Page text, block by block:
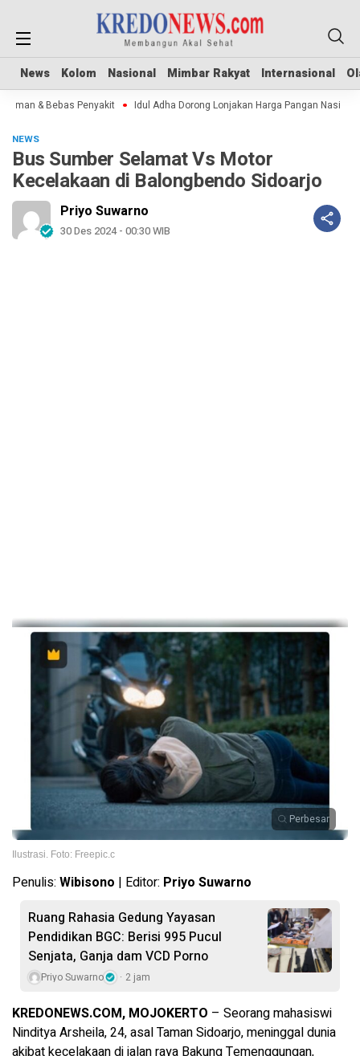
News Kolom Nasional Mimbar Rakyat Internasional
News Kolom Nasional Mimbar Rakyat Internasional
& Bebas Penyakit Idul Adha Dorong Lonjakan Harga Pangan Nasional
NEWS
Bus Sumber Selamat Vs Motor
Kecelakaan di Balongbendo Sidoarjo
Priyo Suwarno
30 Des 2024 - 00:30 WIB
Perbesar
Ilustrasi. Foto: Freepic.c
Penulis: Wibisono | Editor: Priyo Suwarno
Ruang Rahasia Gedung Yayasan
Pendidikan BGC: Berisi 995 Pucul
Senjata, Ganja dam VCD Porno
Priyo Suwarno 2 jam
KREDONEWS.COM, MOJOKERTO – Seorang mahasiswi
Ninditya Arsheila, 24, asal Taman Sidoarjo, meninggal dunia
akibat kecelakaan di jalan raya Bakung Temenggungan,